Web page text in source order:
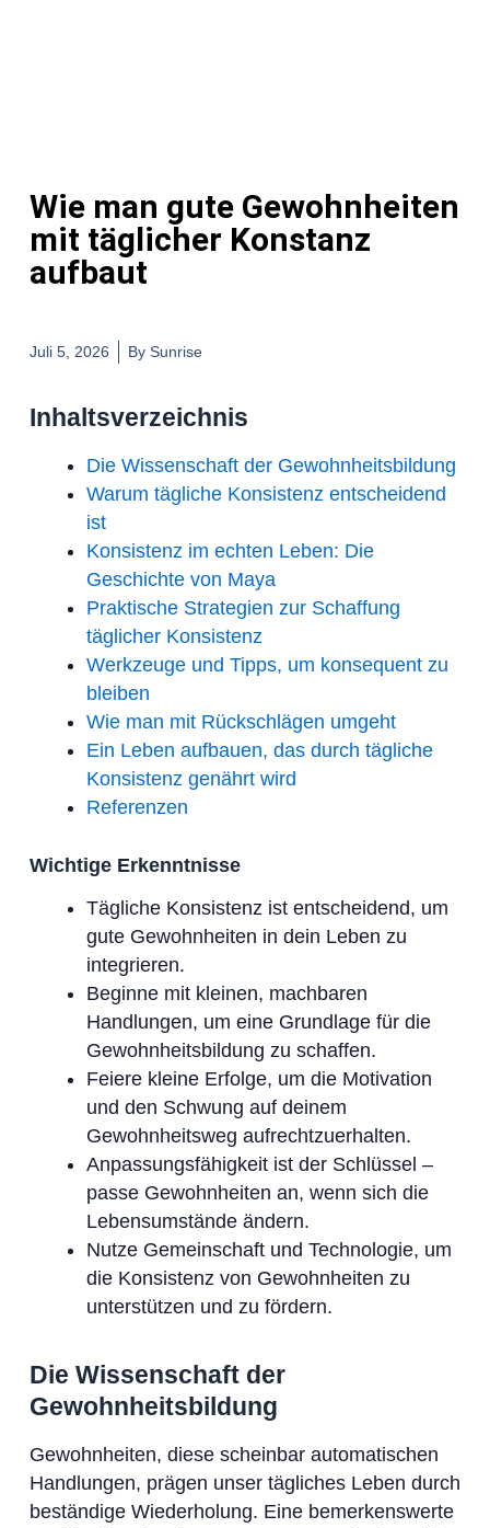
Wie man gute Gewohnheiten
mit täglicher Konstanz
aufbaut
Juli 5, 2026 BySunrise
Inhaltsverzeichnis
Die Wissenschaft der Gewohnheitsbildung
Warum tägliche Konsistenz entscheidend
ist
Konsistenz im echten Leben: Die
Geschichte von Maya
Praktische Strategien zur Schaffung
täglicher Konsistenz
Werkzeuge und Tipps, um konsequent zu
bleiben
Wie man mit Rückschlägen umgeht
Ein Leben aufbauen, das durch tägliche
Konsistenz genährt wird
Referenzen
Wichtige Erkenntnisse
Tägliche Konsistenz ist entscheidend, um
gute Gewohnheiten in dein Leben zu
integrieren.
Beginne mit kleinen, machbaren
Handlungen, um eine Grundlage für die
Gewohnheitsbildung zu schaffen.
Feiere kleine Erfolge, um die Motivation
und den Schwung auf deinem
Gewohnheitsweg aufrechtzuerhalten.
Anpassungsfähigkeit ist der Schlüssel –
passe Gewohnheiten an, wenn sich die
Lebensumstände ändern.
Nutze Gemeinschaft und Technologie, um
die Konsistenz von Gewohnheiten zu
unterstützen und zu fördern.
Die Wissenschaft der
Gewohnheitsbildung
Gewohnheiten, diese scheinbar automatischen
Handlungen, prägen unser tägliches Leben durch
beständige Wiederholung. Eine bemerkenswerte